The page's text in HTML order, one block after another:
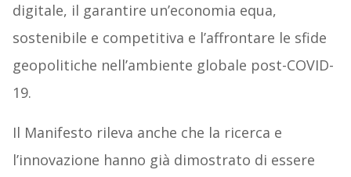
digitale, il garantire un’economia equa,
sostenibile e competitiva e l’affrontare le sfide
geopolitiche nell’ambiente globale post-COVID-
19.
Il Manifesto rileva anche che la ricerca e
l’innovazione hanno già dimostrato di essere